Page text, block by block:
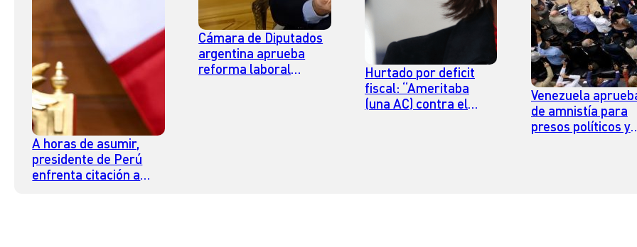
A horas de asumir,
presidente de Perú
enfrenta citación a
Cámara de Diputados
argentina aprueba
reforma laboral
Hurtado por deficit
fiscal: “Ameritaba
(una AC) contra el
Venezuela
de amnistía para
presos políticos y